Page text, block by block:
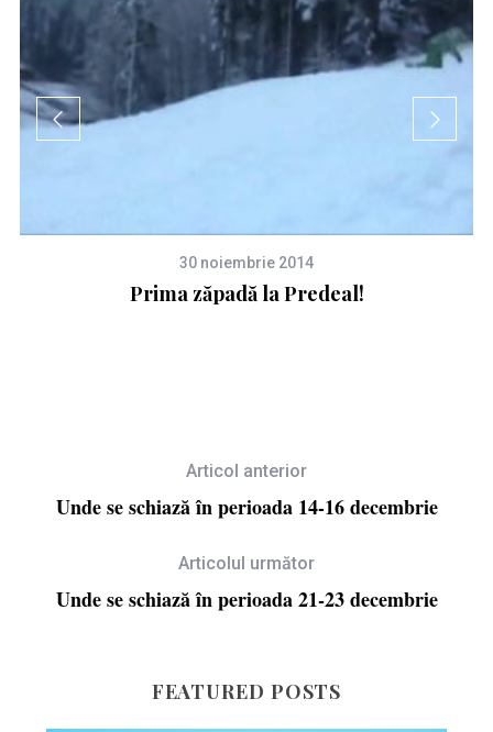
30 noiembrie 2014
Prima zăpadă la Predeal!
Articol anterior
Unde se schiază în perioada 14-16 decembrie
Articolul următor
Unde se schiază în perioada 21-23 decembrie
FEATURED POSTS